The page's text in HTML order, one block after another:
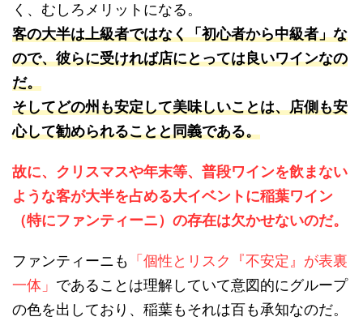
く、むしろメリットになる。
客の大半は上級者ではなく「初心者から中級者」な
ので、彼らに受ければ店にとっては良いワインなの
だ。
そしてどの州も安定して美味しいことは、店側も安
心して勧められることと同義である。
故に、クリスマスや年末等、普段ワインを飲まない
ような客が大半を占める大イベントに稲葉ワイン
（特にファンティーニ）の存在は欠かせないのだ。
ファンティーニも 「個性とリスク『不安定』が表裏
一体」 であることは理解していて意図的にグループ
の色を出しており、稲葉もそれは百も承知なのだ。